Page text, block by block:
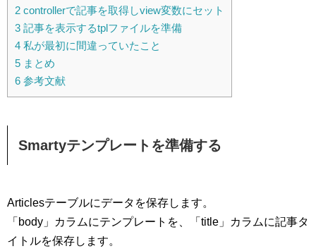
2 controllerで記事を取得しview変数にセット
3 記事を表示するtplファイルを準備
4 私が最初に間違っていたこと
5 まとめ
6 参考文献
Smartyテンプレートを準備する
Articlesテーブルにデータを保存します。
「body」カラムにテンプレートを、「title」カラムに記事タ
イトルを保存します。